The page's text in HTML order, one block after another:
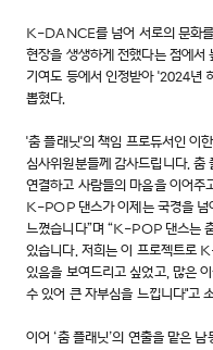
K-DANCE를 넘어 서로의 문화를
현장을 생생하게 전했다는 점에서
기여도 등에서 인정받아 '2024년
뽑혔다.
'춤 플래닛'의 책임 프로듀서인 이
심사위원분들께 감사드립니다.
연결하고 사람들의 마음을 이어주
K-POP 댄스가 이제는 국경을 넘
느꼈습니다”며 “K-POP 댄스는
있습니다. 저희는 이 프로젝트로
있음을 보여드리고 싶었고, 많은
수 있어 큰 자부심을 느낍니다"고
이어 ‘춤 플래닛’의 연출을 맡은